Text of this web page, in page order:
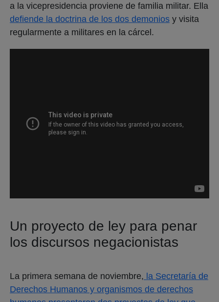
a la vicepresidencia proviene de familia militar. Ella
defiende la doctrina de los dos demonios y visita
regularmente a militares en la cárcel.
Un proyecto de ley para penar
los discursos negacionistas
La primera semana de noviembre, la Secretaría de
Derechos Humanos y organismos de derechos